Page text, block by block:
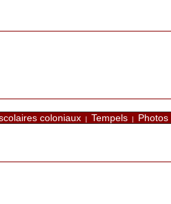
coloniaux | Tempels | Photos